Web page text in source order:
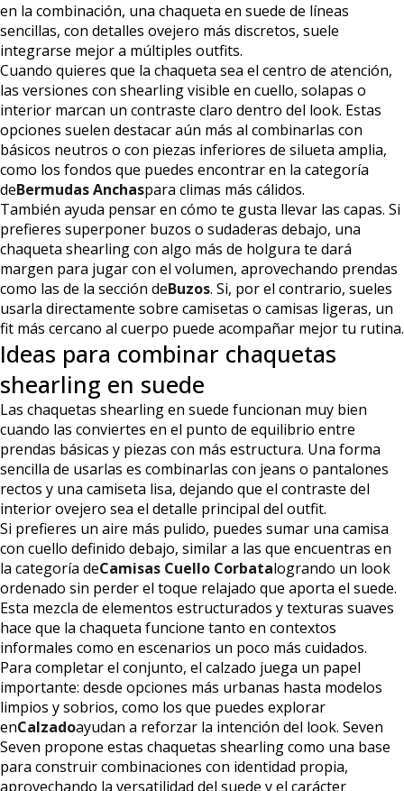
en la combinación, una chaqueta en suede de líneas
sencillas, con detalles ovejero más discretos, suele
integrarse mejor a múltiples outfits.
Cuando quieres que la chaqueta sea el centro de atención,
las versiones con shearling visible en cuello, solapas o
interior marcan un contraste claro dentro del look. Estas
opciones suelen destacar aún más al combinarlas con
básicos neutros o con piezas inferiores de silueta amplia,
como los fondos que puedes encontrar en la categoría
deBermudas Anchaspara climas más cálidos.
También ayuda pensar en cómo te gusta llevar las capas. Si
prefieres superponer buzos o sudaderas debajo, una
chaqueta shearling con algo más de holgura te dará
margen para jugar con el volumen, aprovechando prendas
como las de la sección deBuzos. Si, por el contrario, sueles
usarla directamente sobre camisetas o camisas ligeras, un
fit más cercano al cuerpo puede acompañar mejor tu rutina.
Ideas para combinar chaquetas
shearling en suede
Las chaquetas shearling en suede funcionan muy bien
cuando las conviertes en el punto de equilibrio entre
prendas básicas y piezas con más estructura. Una forma
sencilla de usarlas es combinarlas con jeans o pantalones
rectos y una camiseta lisa, dejando que el contraste del
interior ovejero sea el detalle principal del outfit.
Si prefieres un aire más pulido, puedes sumar una camisa
con cuello definido debajo, similar a las que encuentras en
la categoría deCamisas Cuello Corbatalogrando un look
ordenado sin perder el toque relajado que aporta el suede.
Esta mezcla de elementos estructurados y texturas suaves
hace que la chaqueta funcione tanto en contextos
informales como en escenarios un poco más cuidados.
Para completar el conjunto, el calzado juega un papel
importante: desde opciones más urbanas hasta modelos
limpios y sobrios, como los que puedes explorar
enCalzadoayudan a reforzar la intención del look. Seven
Seven propone estas chaquetas shearling como una base
para construir combinaciones con identidad propia,
aprovechando la versatilidad del suede y el carácter